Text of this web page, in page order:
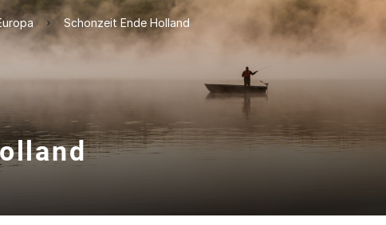
Schonzeit Ende Holland